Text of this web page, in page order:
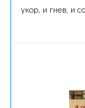
укор, и гнев, и